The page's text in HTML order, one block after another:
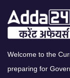
Welcome to the
preparing for